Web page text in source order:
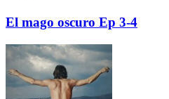
El mago oscuro Ep 3-4